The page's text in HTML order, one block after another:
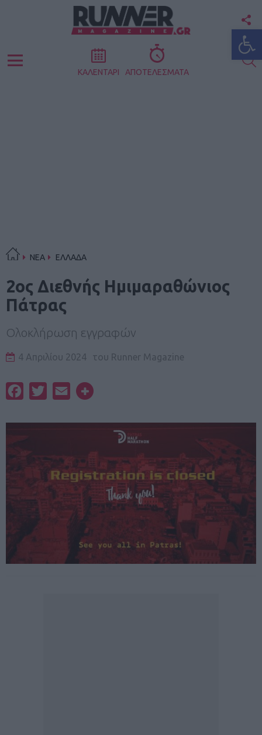
Menu ΚΑΛΕΝΤΑΡΙ ΑΠΟΤΕΛΕΣΜΑΤΑ
ΝΕΑ ΕΛΛΑΔΑ
2ος Διεθνής Ημιμαραθώνιος
Πάτρας
Ολοκλήρωση εγγραφών
4 Απριλίου 2024 του Runner Magazine
FacebookTwitterEmail